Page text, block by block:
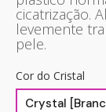
cicatrização.
levemente
pele.
Cor do Cristal
Crystal